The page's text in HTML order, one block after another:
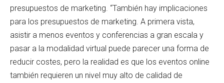
presupuestos de marketing. “También hay implicaciones
para los presupuestos de marketing. A primera vista,
asistir a menos eventos y conferencias a gran escala y
pasar a la modalidad virtual puede parecer una forma de
reducir costes, pero la realidad es que los eventos online
también requieren un nivel muy alto de calidad de